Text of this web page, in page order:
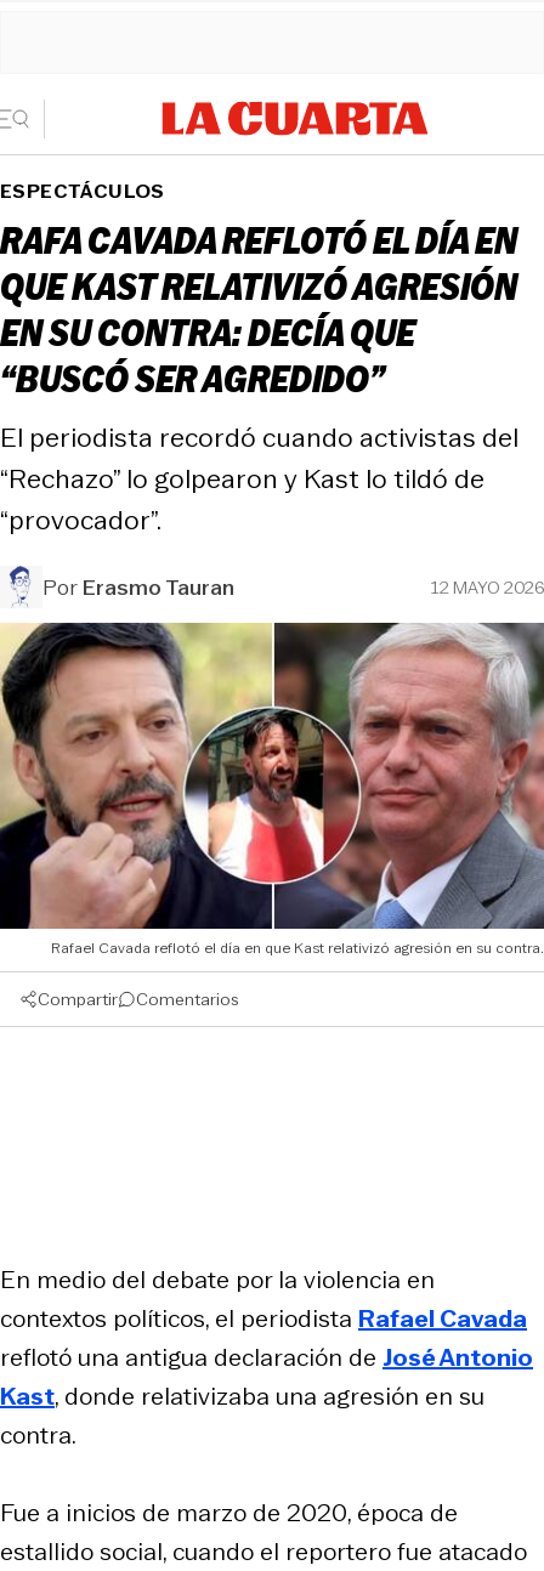
ESPECTÁCULOS
RAFA CAVADA REFLOTÓ EL DÍA EN
QUE KAST RELATIVIZÓ AGRESIÓN
EN SU CONTRA: DECÍA QUE
“BUSCÓ SER AGREDIDO”
El periodista recordó cuando activistas del
“Rechazo” lo golpearon y Kast lo tildó de
“provocador”.
PorErasmo Tauran 12 MAYO 2026
Rafael Cavada reflotó el día en que Kast relativizó agresión en su contra.
Compartir Comentarios
En medio del debate por la violencia en
contextos políticos, el periodista Rafael Cavada
reflotó una antigua declaración de José Antonio
Kast, donde relativizaba una agresión en su
contra.
Fue a inicios de marzo de 2020, época de
estallido social, cuando el reportero fue atacado